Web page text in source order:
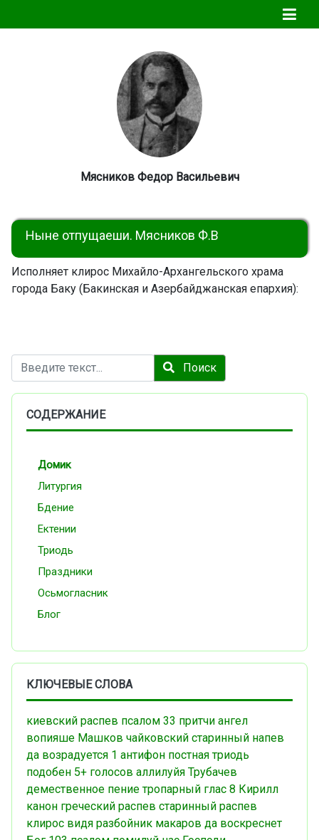
Мясников Федор Васильевич
Ныне отпущаеши. Мясников Ф.В
Исполняет клирос Михайло-Архангельского храма
города Баку (Бакинская и Азербайджанская епархия):
Поиск Поиск
СОДЕРЖАНИЕ
Домик
Литургия
Бдение
Ектении
Триодь
Праздники
Осьмогласник
Блог
КЛЮЧЕВЫЕ СЛОВА
киевский распев псалом 33 притчи ангел
вопияше Машков чайковский старинный напев
да возрадуется 1 антифон постная триодь
подобен 5+ голосов аллилуйя Трубачев
демественное пение тропарный глас 8 Кирилл
канон греческий распев старинный распев
клирос видя разбойник макаров да воскреснет